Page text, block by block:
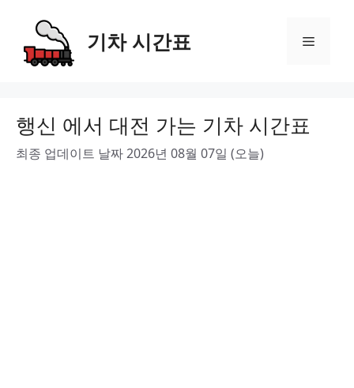
content
기차 시간표 Menu
행신 에서 대전 가는 기차 시간표
최종 업데이트 날짜 2026년 08월 07일 (오늘)